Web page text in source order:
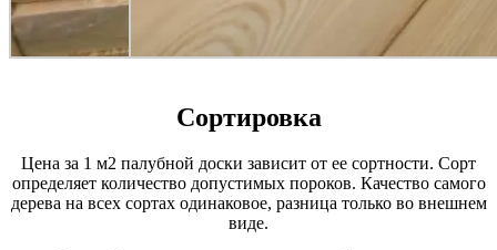
Сортировка
Цена за 1 м2 палубной доски зависит от ее сортности. Сорт
определяет количество допустимых пороков. Качество самого
дерева на всех сортах одинаковое, разница только во внешнем
виде.